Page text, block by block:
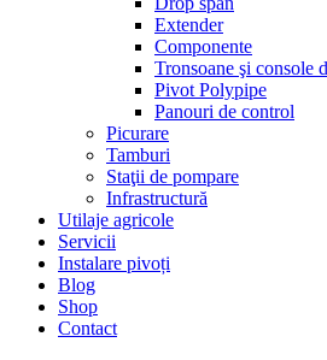
Extender
Componente
Tronsoane şi console
Pivot Polypipe
Panouri de control
Picurare
Tamburi
Staţii de pompare
Infrastructură
Utilaje agricole
Servicii
Instalare pivoți
Blog
Shop
Contact